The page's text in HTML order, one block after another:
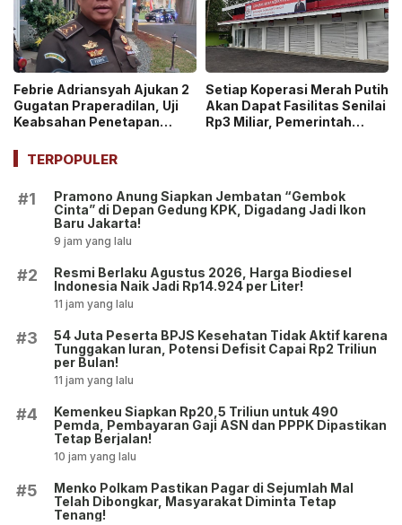
Febrie Adriansyah Ajukan 2
Gugatan Praperadilan, Uji
Keabsahan Penetapan
Penyitaan Aset!
Setiap Koperasi Merah Putih
Akan Dapat Fasilitas Senilai
Rp3 Miliar, Pemerintah
TERPOPULER
#1
Pramono Anung Siapkan Jembatan “Gembok
Cinta” di Depan Gedung KPK, Digadang Jadi Ikon
Baru Jakarta!
9 jam yang lalu
#2
Resmi Berlaku Agustus 2026, Harga Biodiesel
Indonesia Naik Jadi Rp14.924 per Liter!
11 jam yang lalu
#3
54 Juta Peserta BPJS Kesehatan Tidak Aktif karena
Tunggakan Iuran, Potensi Defisit Capai Rp2 Triliun
per Bulan!
11 jam yang lalu
#4
Kemenkeu Siapkan Rp20,5 Triliun untuk 490
Pemda, Pembayaran Gaji ASN dan PPPK Dipastikan
Tetap Berjalan!
10 jam yang lalu
#5
Menko Polkam Pastikan Pagar di Sejumlah Mal
Telah Dibongkar, Masyarakat Diminta Tetap
Tenang!